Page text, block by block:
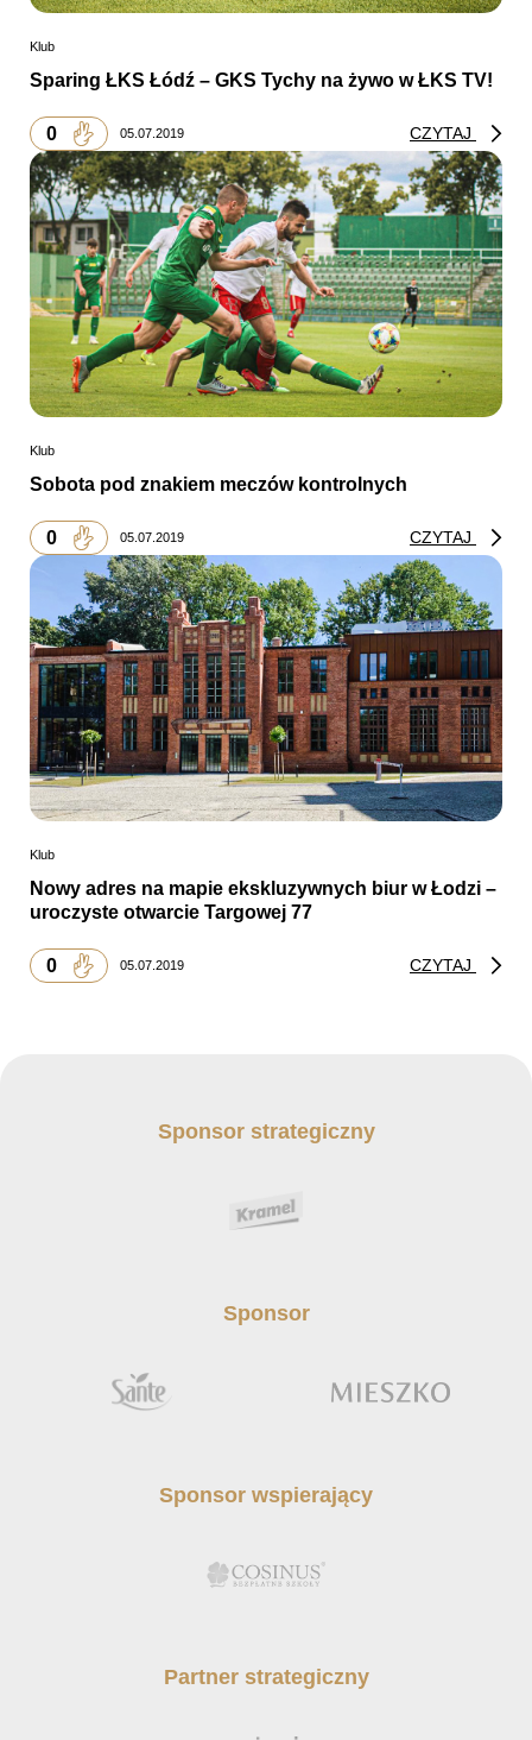
Klub
Sparing ŁKS Łódź – GKS Tychy na żywo w ŁKS TV!
0 05.07.2019 CZYTAJ
Klub
Sobota pod znakiem meczów kontrolnych
0 05.07.2019 CZYTAJ
Klub
Nowy adres na mapie ekskluzywnych biur w Łodzi –
uroczyste otwarcie Targowej 77
0 05.07.2019 CZYTAJ
Sponsor strategiczny
Sponsor
Sponsor wspierający
Partner strategiczny